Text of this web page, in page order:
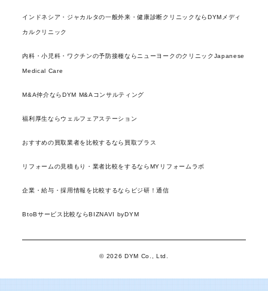
インドネシア・ジャカルタの一般外来・健康診断クリニックならDYMメディ
カルクリニック
内科・小児科・ワクチンの予防接種ならニューヨークのクリニックJapanese
Medical Care
M&A仲介ならDYM M&Aコンサルティング
福利厚生ならウェルフェアステーション
おすすめの買取業者を比較するなら買取プラス
リフォームの見積もり・業者比較をするならMYリフォームラボ
企業・給与・採用情報を比較するならビジ研！通信
BtoBサービス比較ならBIZNAVI byDYM
© 2026 DYM Co., Ltd.